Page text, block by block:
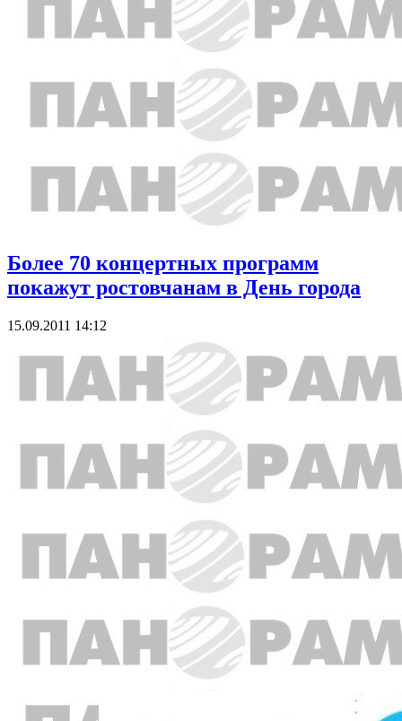
Более 70 концертных программ
покажут ростовчанам в День города
15.09.2011 14:12